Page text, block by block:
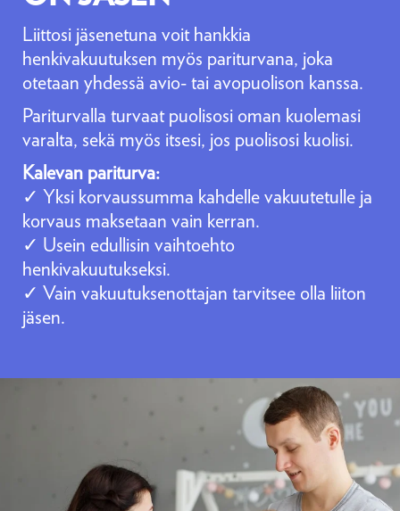
Liittosi jäsenetuna voit hankkia
henkivakuutuksen myös pariturvana, joka
otetaan yhdessä avio- tai avopuolison kanssa.
Pariturvalla turvaat puolisosi oman kuolemasi
varalta, sekä myös itsesi, jos puolisosi kuolisi.
Kalevan pariturva:
✓ Yksi korvaussumma kahdelle vakuutetulle ja
korvaus maksetaan vain kerran.
✓ Usein edullisin vaihtoehto
henkivakuutukseksi.
✓ Vain vakuutuksenottajan tarvitsee olla liiton
jäsen.